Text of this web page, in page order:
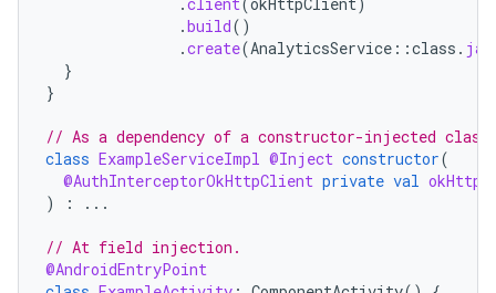
.build()
.create(AnalyticsService ::class .
}
}
// As a dependency of a constructor-injected
class ExampleServiceImpl @Inject constructor(
@AuthInterceptorOkHttpClient private val
)
: ...
// At field injection.
@AndroidEntryPoint